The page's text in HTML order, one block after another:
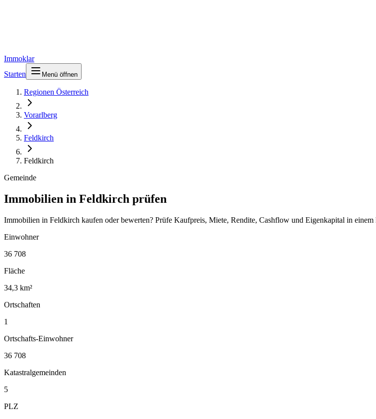
Immoklar
Starten
Menü öffnen
Regionen Österreich
Vorarlberg
Feldkirch
Feldkirch
Gemeinde
Immobilien in Feldkirch prüfen
Immobilien in Feldkirch kaufen oder bewerten? Prüfe Kaufpreis, Miete, Rendite, Cashflow und Eigenkapital in
Einwohner
36 708
Fläche
34,3 km²
Ortschaften
1
Ortschafts-Einwohner
36 708
Katastralgemeinden
5
PLZ